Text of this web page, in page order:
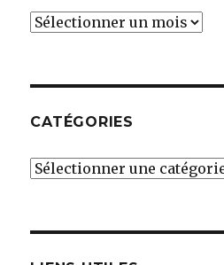
Archives
CATÉGORIES
Catégories